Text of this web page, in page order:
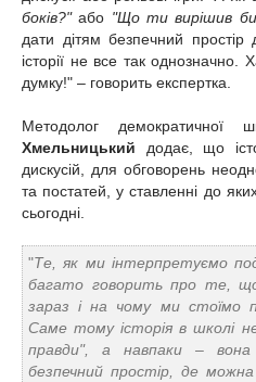
боків?" або "Що ти вирішив би
дати дітям безпечний
історії не все так однозначно.
думку!" – говорить експертка.
Методолог демократичної
Хмельницький
додає, що
дискусій, для обговорень
та постатей, у ставленні до
сьогодні.
"Те, як ми інтерпретуємо
багато говорить про те, що
зараз і на чому ми стоїмо
Саме тому історія в школі
правди", а навпаки –
безпечний простір, де можна